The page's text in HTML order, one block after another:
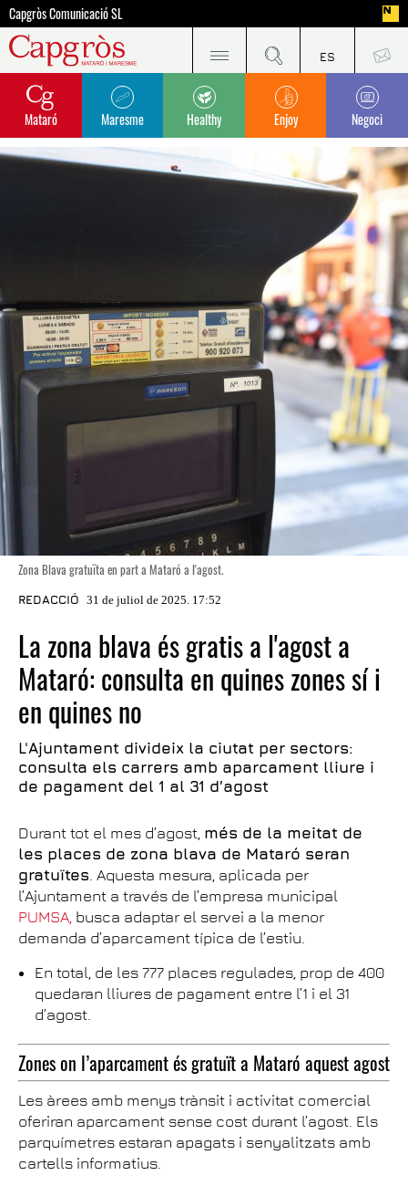
Capgròs Comunicació SL
Mataró Maresme Healthy Enjoy Negoci
Zona Blava gratuïta en part a Mataró a l'agost.
REDACCIÓ 31 de juliol de 2025. 17:52
La zona blava és gratis a l'agost a
Mataró: consulta en quines zones sí i
en quines no
L'Ajuntament divideix la ciutat per sectors:
consulta els carrers amb aparcament lliure i
de pagament del 1 al 31 d’agost
Durant tot el mes d’agost, més de la meitat de
les places de zona blava de Mataró seran
gratuïtes. Aquesta mesura, aplicada per
l’Ajuntament a través de l’empresa municipal
PUMSA, busca adaptar el servei a la menor
demanda d’aparcament típica de l’estiu.
En total, de les 777 places regulades, prop de 400
quedaran lliures de pagament entre l’1 i el 31
d’agost.
Zones on l’aparcament és gratuït a Mataró aquest agost
Les àrees amb menys trànsit i activitat comercial
oferiran aparcament sense cost durant l’agost. Els
parquímetres estaran apagats i senyalitzats amb
cartells informatius.